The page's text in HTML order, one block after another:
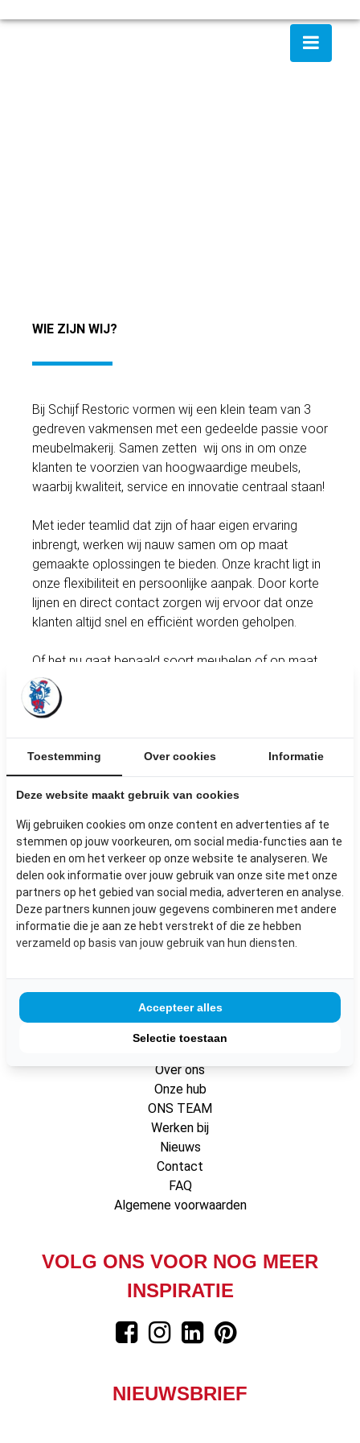
WIE ZIJN WIJ?
Bij Schijf Restoric vormen wij een klein team van 3
gedreven vakmensen met een gedeelde passie voor
meubelmakerij. Samen zetten wij ons in om onze
klanten te voorzien van hoogwaardige meubels,
waarbij kwaliteit, service en innovatie centraal staan!
Met ieder teamlid dat zijn of haar eigen ervaring
inbrengt, werken wij nauw samen om op maat
gemaakte oplossingen te bieden. Onze kracht ligt in
onze flexibiliteit en persoonlijke aanpak. Door korte
lijnen en direct contact zorgen wij ervoor dat onze
klanten altijd snel en efficiënt worden geholpen.
Of het nu gaat bepaald soort meubelen of op maat
gemaakte meubels, wij streven ernaar om telkens de
verwachtingen te overtreffen. Bij Schijf Restoric
geloven wij in samenwerking, creativiteit en
vakmanschap en dat zie je terug in alles wat wij
doen.
Wil je meer weten over wat wij voor jou kunnen
CONTACT
SITEMAP
Producten
Maatwerk
Over ons
Onze hub
ONS TEAM
Werken bij
Nieuws
Contact
FAQ
Algemene voorwaarden
VOLG ONS VOOR NOG MEER
INSPIRATIE
NIEUWSBRIEF
Toestemming Over cookies Informatie
Deze website maakt gebruik van cookies
Wij gebruiken cookies om onze content en advertenties af te
stemmen op jouw voorkeuren, om social media-functies aan te
bieden en om het verkeer op onze website te analyseren. We
delen ook informatie over jouw gebruik van onze site met onze
partners op het gebied van social media, adverteren en analyse.
Deze partners kunnen jouw gegevens combineren met andere
informatie die je aan ze hebt verstrekt of die ze hebben
verzameld op basis van jouw gebruik van hun diensten.
Selectie toestaan
Accepteer alles